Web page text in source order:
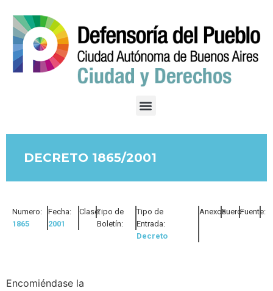
DECRETO 1865/2001
Numero:
1865
Fecha:
2001
Clase:Tipo de
Boletín:
Tipo de
Entrada:
Decreto
Anexos:Fuero:Fuente:
Encomiéndase la